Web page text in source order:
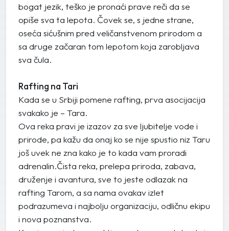
bogat jezik, teško je pronaći prave reči da se
opiše sva ta lepota. Čovek se, s jedne strane,
oseća sićušnim pred veličanstvenom prirodom a
sa druge začaran tom lepotom koja zarobljava
sva čula.
Rafting na Tari
Kada se u Srbiji pomene rafting, prva asocijacija
svakako je – Tara.
Ova reka pravi je izazov za sve ljubitelje vode i
prirode, pa kažu da onaj ko se nije spustio niz Taru
još uvek ne zna kako je to kada vam proradi
adrenalin.Čista reka, prelepa priroda, zabava,
druženje i avantura, sve to jeste odlazak na
rafting Tarom, a sa nama ovakav izlet
podrazumeva i najbolju organizaciju, odličnu ekipu
i nova poznanstva.